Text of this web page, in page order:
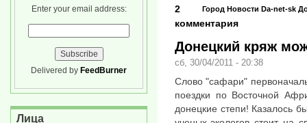
Город Новости Da-net-sk
2
комментария
Донецкий кряж
сб, 30/04/2011 - 20:38
Слово "сафари"
поездки по Восточной
донецкие степи! Казалось
Enter your email address:
Delivered by FeedBurner
Лица